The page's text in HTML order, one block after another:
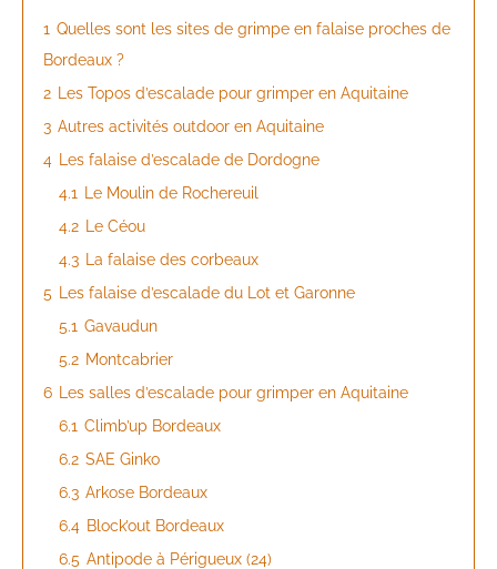
1 Quelles sont les sites de grimpe en falaise proches de
Bordeaux ?
2
Les Topos d’escalade pour grimper en Aquitaine
3 Autres activités outdoor en Aquitaine
4
Les falaise d’escalade de Dordogne
4.1
Le Moulin de Rochereuil
4.2
Le Céou
4.3
La falaise des corbeaux
5
Les falaise d’escalade du Lot et Garonne
5.1 Gavaudun
5.2 Montcabrier
6
Les salles d’escalade pour grimper en Aquitaine
6.1 Climb’up Bordeaux
6.2 SAE Ginko
6.3 Arkose Bordeaux
6.4 Block’out Bordeaux
6.5 Antipode à Périgueux (24)